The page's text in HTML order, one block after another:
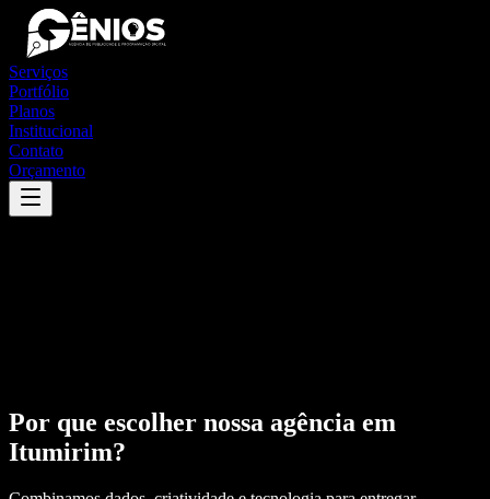
Serviços
Portfólio
Planos
Institucional
Contato
Orçamento
Por que escolher nossa agência em
Itumirim?